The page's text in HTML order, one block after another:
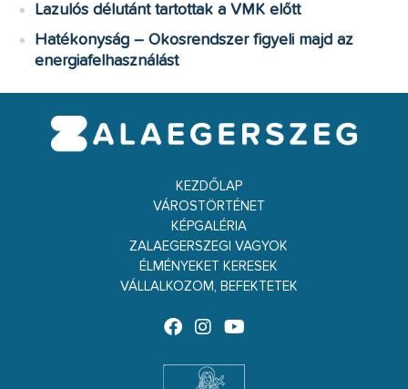
Lazulós délutánt tartottak a VMK előtt
Hatékonyság – Okosrendszer figyeli majd az
energiafelhasználást
KEZDŐLAP
VÁROSTÖRTÉNET
KÉPGALÉRIA
ZALAEGERSZEGI VAGYOK
ÉLMÉNYEKET KERESEK
VÁLLALKOZOM, BEFEKTETEK